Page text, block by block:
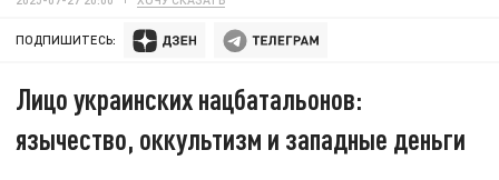
ПОДПИШИТЕСЬ:
Лицо украинских нацбатальонов:
язычество, оккультизм и западные деньги